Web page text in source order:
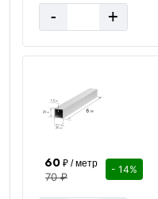
- +
60₽ / метр
70 ₽
- 14%